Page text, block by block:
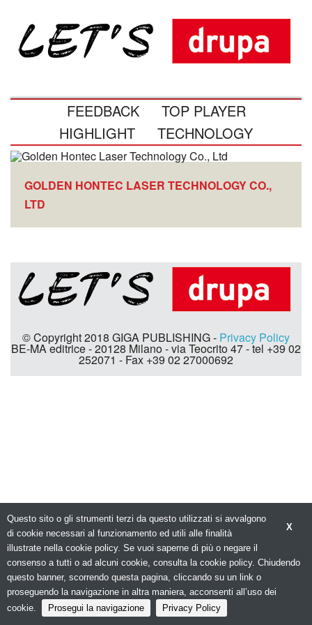
FEEDBACK
TOP PLAYER
HIGHLIGHT
TECHNOLOGY
GOLDEN HONTEC LASER TECHNOLOGY CO.,
LTD
© Copyright 2018 GIGA PUBLISHING - Privacy Policy
BE-MA editrice - 20128 Milano - via Teocrito 47 - tel +39 02
252071 - Fax +39 02 27000692
X
Questo sito o gli strumenti terzi da questo utilizzati si avvalgono
di cookie necessari al funzionamento ed utili alle finalità
illustrate nella cookie policy. Se vuoi saperne di più o negare il
consenso a tutti o ad alcuni cookie, consulta la cookie policy. Chiudendo
questo banner, scorrendo questa pagina, cliccando su un link o
proseguendo la navigazione in altra maniera, acconsenti all’uso dei
cookie.
Prosegui la navigazione Privacy Policy